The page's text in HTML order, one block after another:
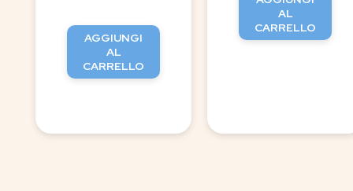
AGGIUNGI
AL
CARRELLO
AL
CARRELLO